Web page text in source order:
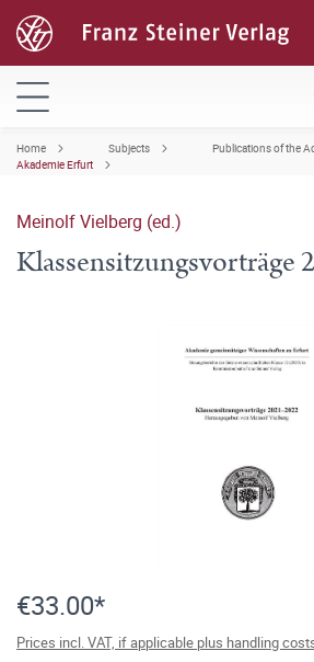
Home Subjects
Publications of the
Akademie Erfurt
Meinolf Vielberg (ed.)
Klassensitzungsvorträge
€33.00*
Prices incl. VAT, if applicable plus handling